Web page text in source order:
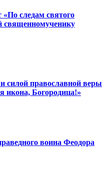
«По следам святого
силой православной веры
икона, Богородица!»
воина Феодора